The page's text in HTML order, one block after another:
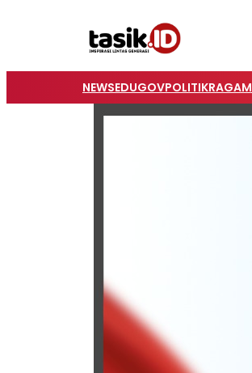
NEWSEDUGOVPOLITIKRAGAM